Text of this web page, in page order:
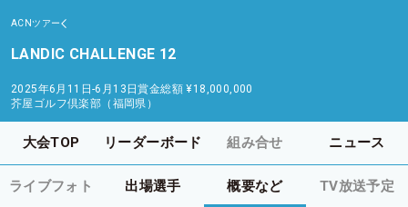
ACNツアー
LANDIC CHALLENGE 12
2025年6月11日-6月13日賞金総額 ¥18,000,000
芥屋ゴルフ倶楽部（福岡県）
大会TOP リーダーボード 組み合せ ニュース
ライブフォト 出場選手 概要など TV放送予定